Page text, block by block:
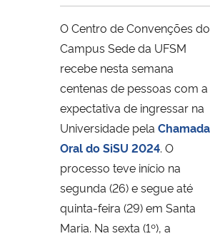
O Centro de Convenções do
Campus Sede da UFSM
recebe nesta semana
centenas de pessoas com a
expectativa de ingressar na
Universidade pela Chamada
Oral do SiSU 2024. O
processo teve início na
segunda (26) e segue até
quinta-feira (29) em Santa
Maria. Na sexta (1º), a